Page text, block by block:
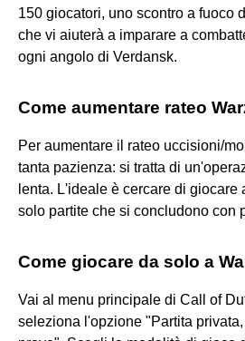
150 giocatori, uno scontro a fuoco
che vi aiuterà a imparare a
ogni angolo di Verdansk.
Come aumentare rateo
Per aumentare il rateo uccisioni/
tanta pazienza: si tratta di
lenta. L'ideale è cercare di giocare
solo partite che si concludono con
Come giocare da solo a
Vai al menu principale di Call of
seleziona l'opzione "Partita